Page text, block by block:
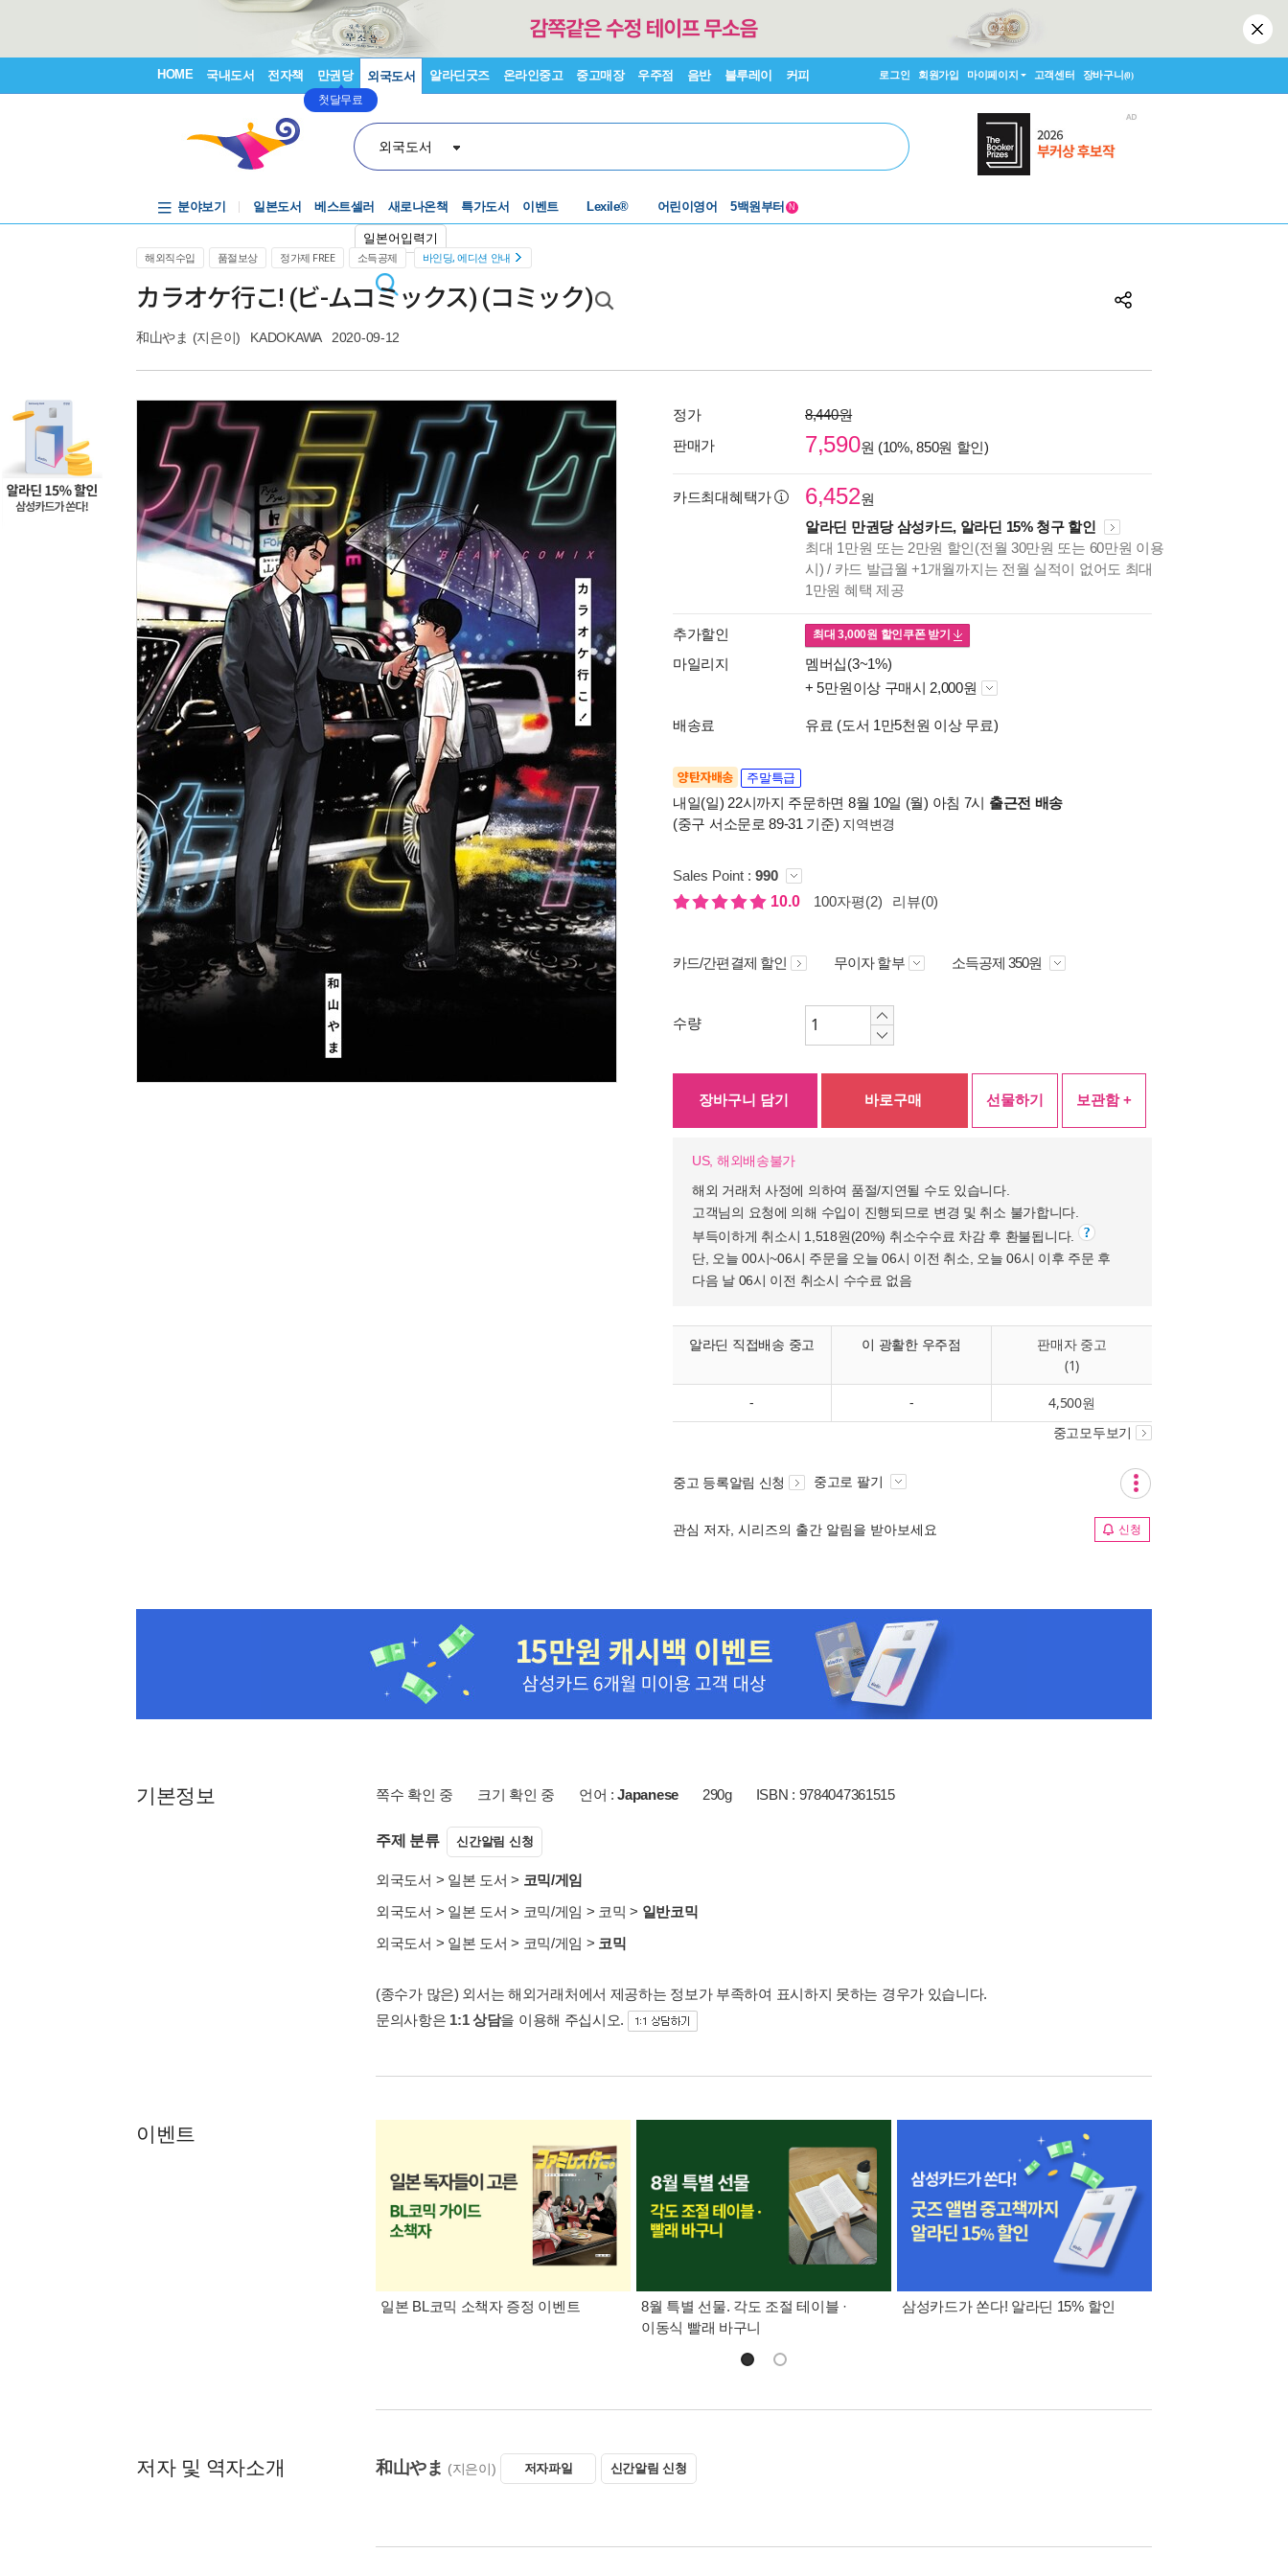
HOME 국내도서 전자책 만권당
첫달무료
외국도서 알라딘굿즈 온라인중고 중고매장 우주점 음반 블루레이 커피 로그인 회원가입 마이페이지 고객센터 장바구니(0)
외국도서
일본어입력기
분야보기 일본도서 베스트셀러 새로나온책 특가도서 이벤트
Lexile®
어린이영어
5백원부터
N
해외직수입 품절보상 정가제 FREE 소득공제 바인딩, 에디션 안내
カラオケ行こ! (ビ-ムコミックス) (コミック)
和山やま (지은이) KADOKAWA 2020-09-12
정가
8,440원
판매가
7,590원 (10%, 850원 할인)
카드최대혜택가 6,452원
알라딘 만권당 삼성카드, 알라딘 15% 청구 할인
최대 1만원 또는 2만원 할인(전월 30만원 또는 60만원 이용
시) / 카드 발급월 +1개월까지는 전월 실적이 없어도 최대
1만원 혜택 제공
추가할인 최대3,000원 할인쿠폰 받기
마일리지
멤버십(3~1%)
+ 5만원이상 구매시 2,000원
배송료 유료 (도서 1만5천원 이상 무료)
양탄자배송 주말특급
내일(일) 22시까지 주문하면 8월 10일 (월) 아침 7시 출근전 배송
(중구 서소문로 89-31 기준) 지역변경
Sales Point : 990
10.0
100자평(2) 리뷰(0)
카드/간편결제 할인 무이자 할부 소득공제 350원
수량
장바구니 담기 바로구매 선물하기 보관함 +
US, 해외배송불가
해외 거래처 사정에 의하여 품절/지연될 수도 있습니다.
고객님의 요청에 의해 수입이 진행되므로 변경 및 취소 불가합니다.
부득이하게 취소시 1,518원(20%) 취소수수료 차감 후 환불됩니다.
단, 오늘 00시~06시 주문을 오늘 06시 이전 취소, 오늘 06시 이후 주문 후
다음 날 06시 이전 취소시 수수료 없음
알라딘 직접배송 중고 이 광활한 우주점
판매자 중고
(1)
- - 4,500원
중고모두보기
중고 등록알림 신청 중고로 팔기
관심 저자, 시리즈의 출간 알림을 받아보세요 신청
기본정보 쪽수 확인 중 크기 확인 중 언어 :Japanese 290g ISBN : 9784047361515
주제 분류 신간알림 신청
외국도서 > 일본 도서 > 코믹/게임
외국도서 > 일본 도서 > 코믹/게임 > 코믹 > 일반코믹
외국도서 > 일본 도서 > 코믹/게임 > 코믹
(종수가 많은) 외서는 해외거래처에서 제공하는 정보가 부족하여 표시하지 못하는 경우가 있습니다.
문의사항은 1:1 상담을 이용해 주십시오.
이벤트
일본 BL코믹 소책자 증정 이벤트
8월 특별 선물. 각도 조절 테이블 ·
이동식 빨래 바구니
삼성카드가 쏜다! 알라딘 15% 할인
저자 및 역자소개 和山やま (지은이) 저자파일 신간알림 신청